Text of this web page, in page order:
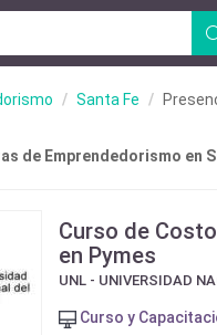
Santa Fe
de Emprendedorismo en
Curso de
en Pymes
UNL - UNIVERSIDAD
Curso y